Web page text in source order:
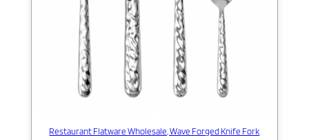
Restaurant Flatware Wholesale, Wave Forged Knife Fork